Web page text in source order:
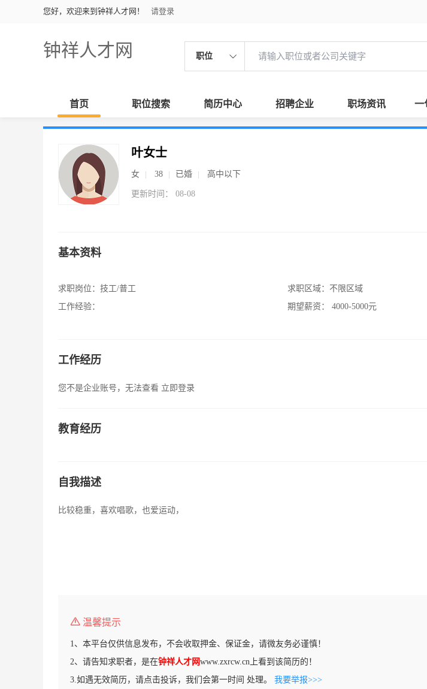
您好，欢迎来到钟祥人才网！ 请登录
钟祥人才网 职位
首页 职位搜索 简历中心 招聘企业 职场资讯 一
叶女士
女 38 已婚 高中以下
更新时间： 08-08
基本资料
求职岗位： 技工/普工
工作经验：
求职区域： 不限区域
期望薪资：
4000-5000元
工作经历
您不是企业账号，无法查看 立即登录
教育经历
自我描述
比较稳重，喜欢唱歌，也爱运动，
温馨提示
1、本平台仅供信息发布，不会收取押金、保证金，请微友务必谨慎！
2、请告知求职者，是在钟祥人才网www.zxrcw.cn上看到该简历的！
3.如遇无效简历，请点击投诉，我们会第一时间 处理。 我要举报>>>